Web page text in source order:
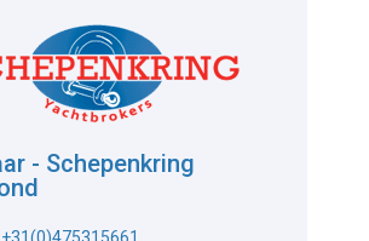
- Schepenkring
+31(0)475315661